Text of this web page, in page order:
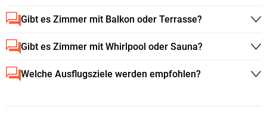
Gibt es Zimmer mit Balkon oder Terrasse?
Gibt es Zimmer mit Whirlpool oder Sauna?
Welche Ausflugsziele werden empfohlen?